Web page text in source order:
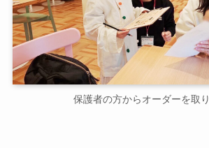
保護者の方からオーダーを取